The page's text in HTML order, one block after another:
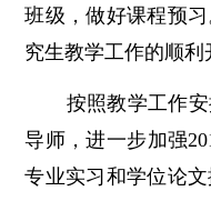
班级，做好课程预
究生教学工作的顺利
按照教学工作
导师，进一步加强
专业实习和学位论